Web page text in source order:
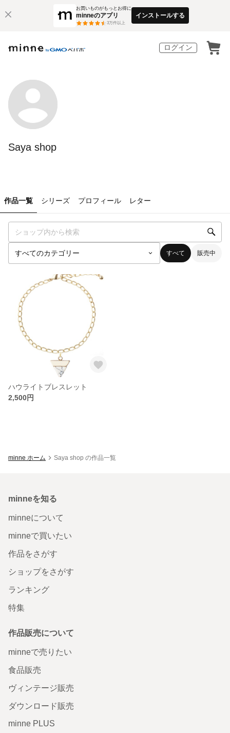
お買いものがもっとお得に
minneのアプリ
3万件以上
インストールする
ログイン
Saya shop
作品一覧 シリーズ プロフィール レター
すべて 販売中
ハウライトブレスレット
2,500円
minne ホーム Saya shop の作品一覧
minneを知る
minneについて
minneで買いたい
作品をさがす
ショップをさがす
ランキング
特集
作品販売について
minneで売りたい
食品販売
ヴィンテージ販売
ダウンロード販売
minne PLUS